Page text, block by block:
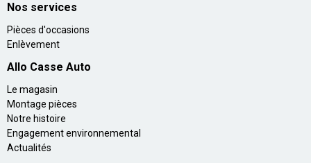
Nos services
Pièces d'occasions
Enlèvement
Allo Casse Auto
Le magasin
Montage pièces
Notre histoire
Engagement environnemental
Actualités